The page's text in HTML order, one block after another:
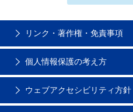
リンク・著作権・免責事項
個人情報保護の考え方
ウェブアクセシビリティ方針